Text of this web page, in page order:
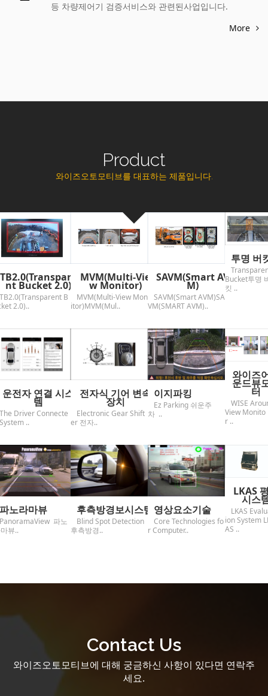
등 차량제어기 검증서비스와 관련된사업입니다.
More
Product
와이즈오토모티브를 대표하는 제품입니다.
TB2.0(Transpare
nt Bucket 2.0)
TB2.0(Transparent B
2.0)..
MVM(Multi-Vie
w Monitor)
MVM(Multi-View Mon
itor)MVM(Mul..
SAVM(Smart AV
M)
SAVM(Smart AVM)SA
VM(SMART AVM)..
투명 버
Bucket투명
킷 ..
운전자 연결 시스
템
The Driver Connecte
..
전자식 기어 변속
장치
Electronic Gear Shift
er 전자..
이지파킹
Ez Parking 쉬운주
차 ..
와이즈
운드뷰
터
WISE
View Monito
r ..
파노라마뷰
PanoramaView 파노
뷰..
후측방경보시스템
Blind Spot Detection
후측방경..
영상요소기술
Core Technologies fo
r Computer..
LKAS
시스
LKAS
ion System
AS ..
Contact Us
와이즈오토모티브에 대해 궁금하신 사항이 있다면 연락주
세요.